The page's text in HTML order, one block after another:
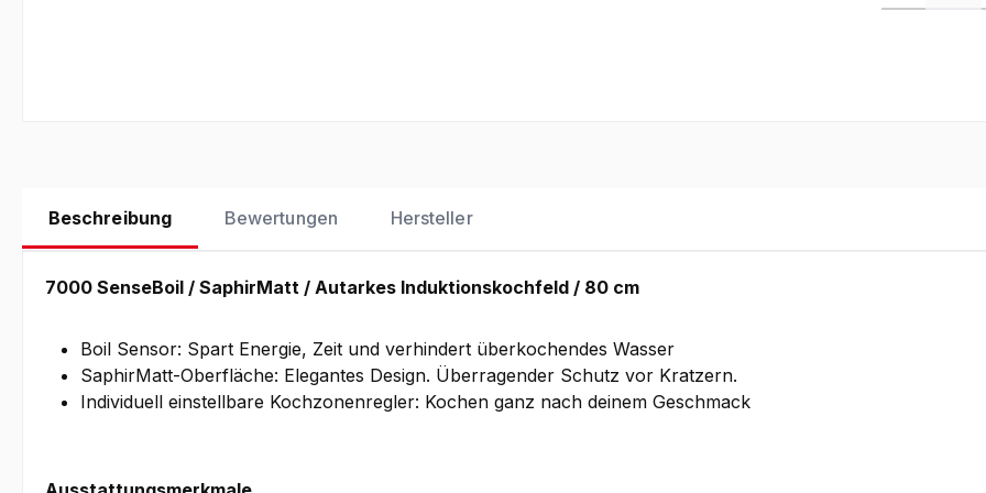
Beschreibung Bewertungen Hersteller
7000 SenseBoil / SaphirMatt / Autarkes Induktionskochfeld / 80 cm
Boil Sensor: Spart Energie, Zeit und verhindert überkochendes Wasser
SaphirMatt-Oberfläche: Elegantes Design. Überragender Schutz vor Kratzern.
Individuell einstellbare Kochzonenregler: Kochen ganz nach deinem Geschmack